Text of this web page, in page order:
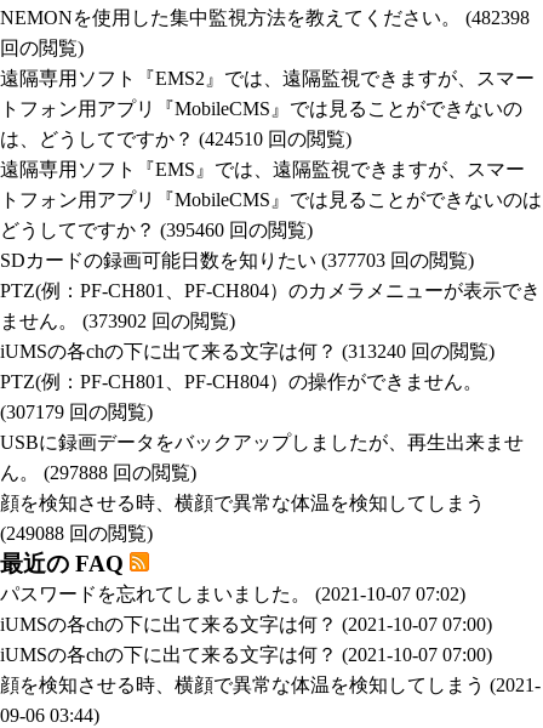
NEMONを使用した集中監視方法を教えてください。
(482398
回の閲覧)
遠隔専用ソフト『EMS2』では、遠隔監視できますが、スマー
トフォン用アプリ『MobileCMS』では見ることができないの
は、どうしてですか？ (424510 回の閲覧)
遠隔専用ソフト『EMS』では、遠隔監視できますが、スマー
トフォン用アプリ『MobileCMS』では見ることができないのは
どうしてですか？ (395460 回の閲覧)
SDカードの録画可能日数を知りたい (377703 回の閲覧)
PTZ(例：PF-CH801、PF-CH804）のカメラメニューが表示でき
ません。
(373902 回の閲覧)
iUMSの各chの下に出て来る文字は何？ (313240 回の閲覧)
PTZ(例：PF-CH801、PF-CH804）の操作ができません。
(307179 回の閲覧)
USBに録画データをバックアップしましたが、再生出来ませ
ん。
(297888 回の閲覧)
顔を検知させる時、横顔で異常な体温を検知してしまう
(249088 回の閲覧)
最近の FAQ
パスワードを忘れてしまいました。
(2021-10-07 07:02)
iUMSの各chの下に出て来る文字は何？ (2021-10-07 07:00)
iUMSの各chの下に出て来る文字は何？ (2021-10-07 07:00)
顔を検知させる時、横顔で異常な体温を検知してしまう (2021-
09-06 03:44)